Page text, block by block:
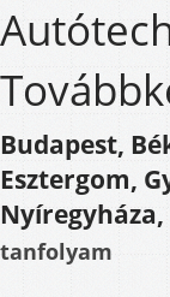
Budapest,
Esztergom,
Nyíregyháza,
tanfolyam